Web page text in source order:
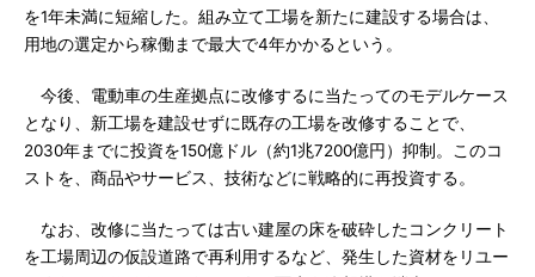
を1年未満に短縮した。組み立て工場を新たに建設する場合は、
用地の選定から稼働まで最大で4年かかるという。
今後、電動車の生産拠点に改修するに当たってのモデルケース
となり、新工場を建設せずに既存の工場を改修することで、
2030年までに投資を150億ドル（約1兆7200億円）抑制。このコ
ストを、商品やサービス、技術などに戦略的に再投資する。
なお、改修に当たっては古い建屋の床を破砕したコンクリート
を工場周辺の仮設道路で再利用するなど、発生した資材をリユー